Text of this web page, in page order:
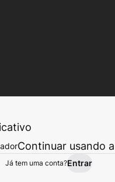
Procurar Atividade
Continuar usando
Já tem uma conta?Entrar